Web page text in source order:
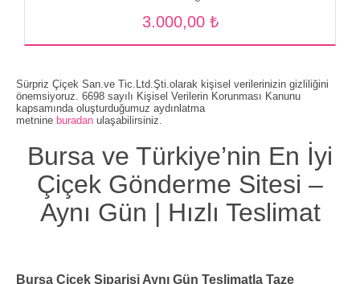
3.000,00 ₺
Sürpriz Çiçek San.ve Tic.Ltd.Şti.olarak kişisel verilerinizin gizliliğini
önemsiyoruz. 6698 sayılı Kişisel Verilerin Korunması Kanunu
kapsamında oluşturduğumuz aydınlatma
metnine buradan ulaşabilirsiniz.
Bursa ve Türkiye’nin En İyi
Çiçek Gönderme Sitesi –
Aynı Gün | Hızlı Teslimat
Bursa Çiçek Siparişi Aynı Gün Teslimatla Taze